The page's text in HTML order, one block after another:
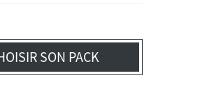
SON PACK